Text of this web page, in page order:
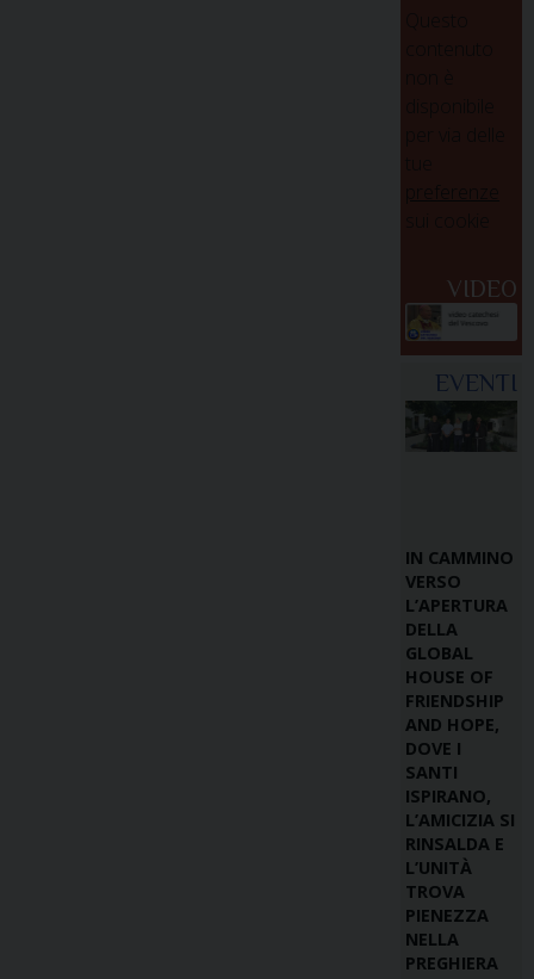
VIDEO
EVENTI
IN CAMMINO
VERSO
L’APERTURA
DELLA
GLOBAL
HOUSE OF
FRIENDSHIP
AND HOPE,
DOVE I
SANTI
ISPIRANO,
L’AMICIZIA SI
RINSALDA E
L’UNITÀ
TROVA
PIENEZZA
NELLA
PREGHIERA